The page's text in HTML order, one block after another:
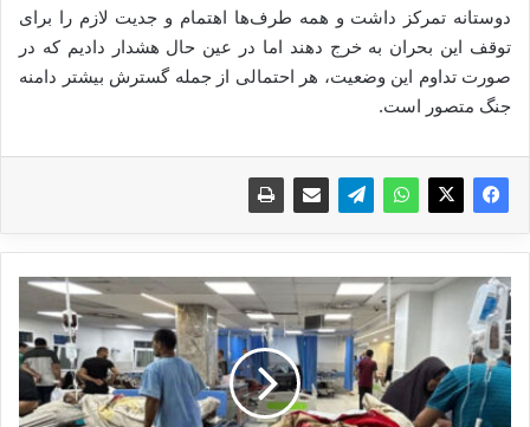
دوستانه تمرکز داشت و همه طرف‌ها اهتمام و جدیت لازم را برای
توقف این بحران به خرج دهند اما در عین حال هشدار دادیم که در
صورت تداوم این وضعیت، هر احتمالی از جمله گسترش بیشتر دامنه
جنگ متصور است.
چ
ه
ل
و